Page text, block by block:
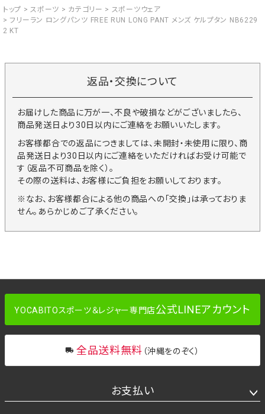
トップ
スポーツ カテゴリー
スポーツウェア
フリーラン ロングパンツ FREE RUN LONG PANT メンズ ケルプタン NB6229
2 KT
返品・交換について
お届けした商品に万が一、不良や破損などがございましたら、
商品発送日より30日以内にご連絡をお願いいたします。
お客様都合での返品につきましては、未開封・未使用に限り、商
品発送日より30日以内にご連絡をいただければお受け可能で
す（返品不可商品を除く）。
その際の送料は、お客様にご負担をお願いしております。
※なお、お客様都合による他の商品への「交換」は承っておりま
せん。あらかじめご了承ください。
YOCABITOスポーツ＆レジャー専門店公式LINEアカウント
全品送料無料 （沖縄をのぞく）
お支払い